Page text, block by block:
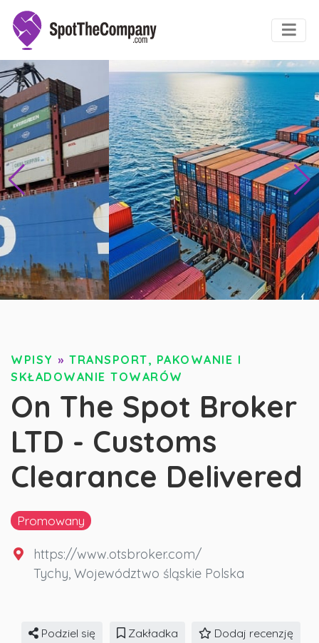
WPISY » TRANSPORT, PAKOWANIE I
SKŁADOWANIE TOWARÓW
On The Spot Broker
LTD - Customs
Clearance Delivered
Promowany
https://www.otsbroker.com/
Tychy, Województwo śląskie Polska
Podziel się Zakładka Dodaj recenzję